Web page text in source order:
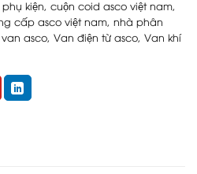
kiện, cuộn coid asco việt nam,
cấp asco việt nam, nhà phân
asco, Van điện từ asco, Van khí